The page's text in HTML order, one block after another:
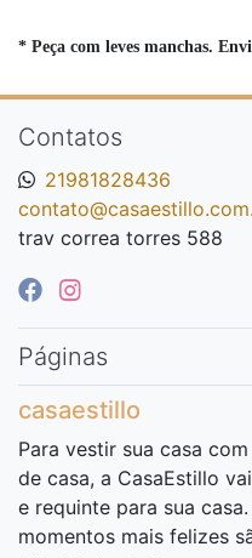
* Peça com leves manchas.
Contatos
21981828436
trav correa torres 588
Páginas
casaestillo
Para vestir sua casa
de casa, a CasaEstillo
e requinte para sua
momentos mais felizes